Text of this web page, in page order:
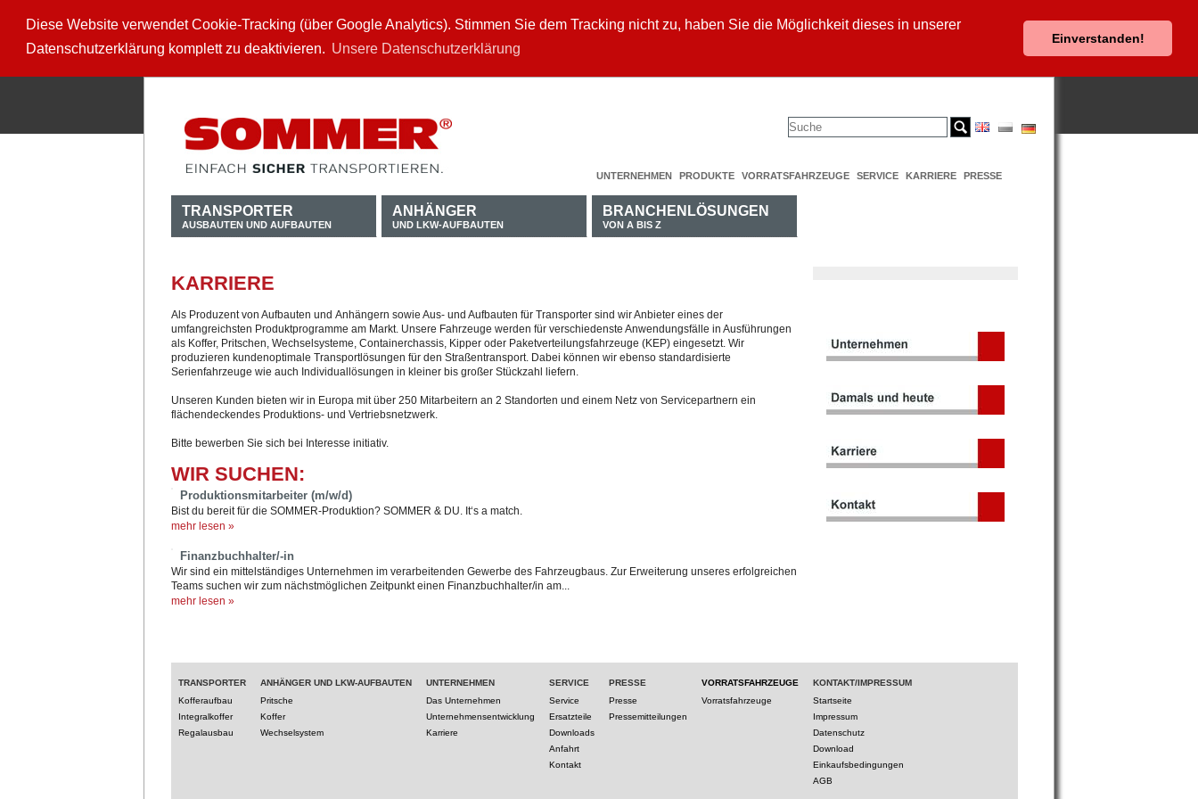
Diese Website verwendet Cookie-Tracking (über Google Analytics). Stimmen Sie dem Tracking nicht zu, haben Sie die Möglichkeit dieses in unserer
Datenschutzerklärung komplett zu deaktivieren. Unsere Datenschutzerklärung
Einverstanden!
UNTERNEHMEN PRODUKTE VORRATSFAHRZEUGE SERVICE KARRIERE PRESSE
TRANSPORTER
AUSBAUTEN UND AUFBAUTEN
ANHÄNGER
UND LKW-AUFBAUTEN
BRANCHENLÖSUNGEN
VON A BIS Z
KARRIERE
Als Produzent von Aufbauten und Anhängern sowie Aus- und Aufbauten für Transporter sind wir Anbieter eines der
umfangreichsten Produktprogramme am Markt. Unsere Fahrzeuge werden für verschiedenste Anwendungsfälle in Ausführungen
als Koffer, Pritschen, Wechselsysteme, Containerchassis, Kipper oder Paketverteilungsfahrzeuge (KEP) eingesetzt. Wir
produzieren kundenoptimale Transportlösungen für den Straßentransport. Dabei können wir ebenso standardisierte
Serienfahrzeuge wie auch Individuallösungen in kleiner bis großer Stückzahl liefern.
Unseren Kunden bieten wir in Europa mit über 250 Mitarbeitern an 2 Standorten und einem Netz von Servicepartnern ein
flächendeckendes Produktions- und Vertriebsnetzwerk.
Bitte bewerben Sie sich bei Interesse initiativ.
WIR SUCHEN:
Produktionsmitarbeiter (m/w/d)
Bist du bereit für die SOMMER-Produktion? SOMMER & DU. It‘s a match.
mehr lesen »
Finanzbuchhalter/-in
Wir sind ein mittelständiges Unternehmen im verarbeitenden Gewerbe des Fahrzeugbaus. Zur Erweiterung unseres erfolgreichen
Teams suchen wir zum nächstmöglichen Zeitpunkt einen Finanzbuchhalter/in am...
mehr lesen »
TRANSPORTER
Kofferaufbau
Integralkoffer
Regalausbau
ANHÄNGER UND LKW-AUFBAUTEN
Pritsche
Koffer
Wechselsystem
UNTERNEHMEN
Das Unternehmen
Unternehmensentwicklung
Karriere
SERVICE
Service
Ersatzteile
Downloads
Anfahrt
Kontakt
PRESSE
Presse
Pressemitteilungen
VORRATSFAHRZEUGE
Vorratsfahrzeuge
KONTAKT/IMPRESSUM
Startseite
Impressum
Datenschutz
Download
Einkaufsbedingungen
AGB